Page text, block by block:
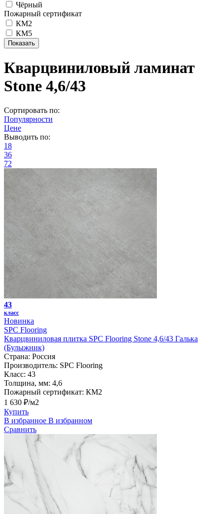
Чёрный
Пожарный сертификат
КМ2
КМ5
Кварцвиниловый ламинат
Stone 4,6/43
Сортировать по:
Популярности
Цене
Выводить по:
18
36
72
43
класс
Новинка
SPC Flooring
Кварцвиниловая плитка SPC Flooring Stone 4,6/43 Галька
(Булыжник)
Страна: Россия
Производитель: SPC Flooring
Класс: 43
Толщина, мм: 4,6
Пожарный сертификат: КМ2
1 630 ₽/м2
Купить
В избранное В избранном
Сравнить